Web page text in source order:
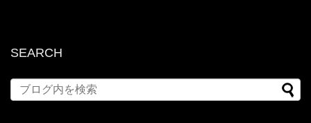
SEARCH